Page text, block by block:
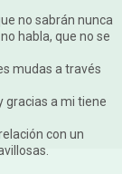
no sabrán nunca
habla, que no se
mudas a través
gracias a mi tiene
con un